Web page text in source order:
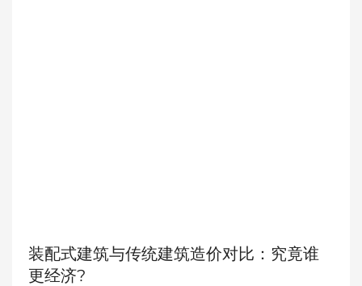
装配式建筑与传统建筑造价对比：究竟谁
更经济?